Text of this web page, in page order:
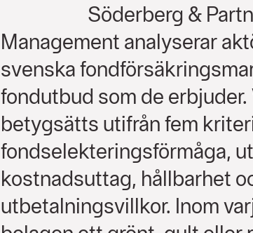
Söderberg &
Management analyserar
svenska
fondutbud som de erbjuder.
betygsätts utifrån fem
fondselekteringsförmåga,
kostnadsuttag, hållbarhet
utbetalningsvillkor. Inom